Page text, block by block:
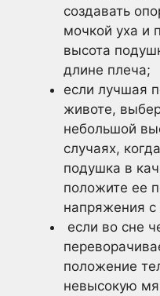
создавать
мочкой уха и
высота
длине плеча;
если лучшая
животе,
небольшой
случаях,
подушка в
положите ее
напряжения
если во сне
положение
невысокую